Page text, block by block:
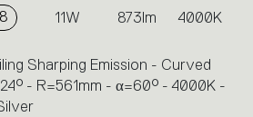
11W 873lm 4000K
Sharping Emission - Curved
- R=561mm - α=60° - 4000K -